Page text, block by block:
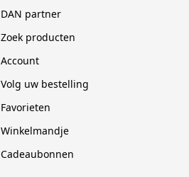
DAN partner
Zoek producten
Account
Volg uw bestelling
Favorieten
Winkelmandje
Cadeaubonnen